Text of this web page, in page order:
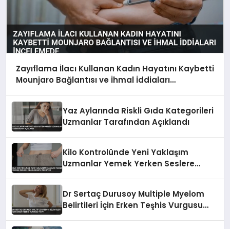
Zayıflama İlacı Kullanan Kadın Hayatını Kaybetti
Mounjaro Bağlantısı ve İhmal İddiaları
Yaz Aylarında Riskli Gıda Kategorileri
Uzmanlar Tarafından Açıklandı
Kilo Kontrolünde Yeni Yaklaşım
Uzmanlar Yemek Yerken Seslere
Dr Sertaç Durusoy Multiple Myelom
Belirtileri İçin Erken Teşhis Vurgusu